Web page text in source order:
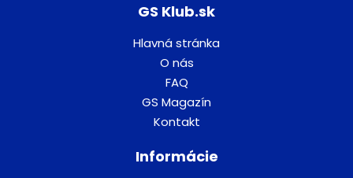
GS Klub.sk
Hlavná stránka
O nás
FAQ
GS Magazín
Kontakt
Informácie